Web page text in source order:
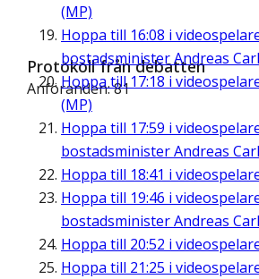
(MP)
Hoppa till 16:08 i
bostadsminister Andreas
Hoppa till 17:18 i
(MP)
Hoppa till 17:59 i
bostadsminister Andreas
Hoppa till 18:41 i
Hoppa till 19:46 i
bostadsminister Andreas
Hoppa till 20:52 i
Hoppa till 21:25 i
Protokoll från debatten
Anföranden: 81